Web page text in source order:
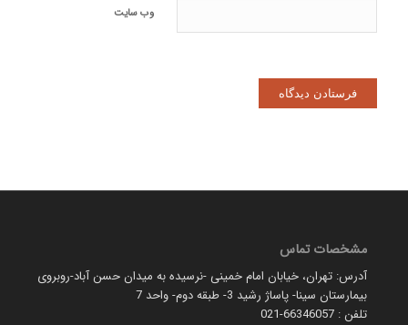
وب‌ سایت
مشخصات تماس
آدرس: تهران، خیابان امام خمینی -نرسیده به میدان حسن آباد-روبروی
بیمارستان سینا- پاساژ رشید 3- طبقه دوم- واحد 7
تلفن : 66346057-021